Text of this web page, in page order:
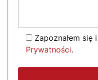
Zapoznałem się
Prywatności.